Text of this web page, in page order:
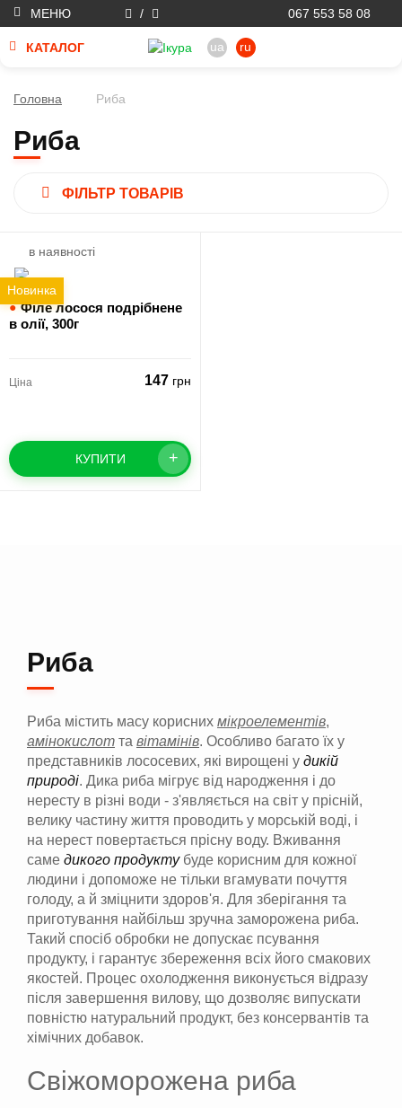
МЕНЮ / 067 553 58 08
ua ru
КАТАЛОГ
Головна Риба
Риба
ФІЛЬТР ТОВАРІВ
в наявності
Новинка
● Філе лосося подрібнене
в олії, 300г
Ціна 147 грн
+
КУПИТИ
Риба
Риба містить масу корисних мікроелементів,
амінокислот та вітамінів. Особливо багато їх у
представників лососевих, які вирощені у дикій
природі. Дика риба мігрує від народження і до
нересту в різні води - з'являється на світ у прісній,
велику частину життя проводить у морській воді, і
на нерест повертається прісну воду. Вживання
саме дикого продуктубуде корисним для кожної
людини і допоможе не тільки вгамувати почуття
голоду, а й зміцнити здоров'я. Для зберігання та
приготування найбільш зручна заморожена риба.
Такий спосіб обробки не допускає псування
продукту, і гарантує збереження всіх його смакових
якостей. Процес охолодження виконується відразу
після завершення вилову, що дозволяє випускати
повністю натуральний продукт, без консервантів та
хімічних добавок.
Свіжоморожена риба